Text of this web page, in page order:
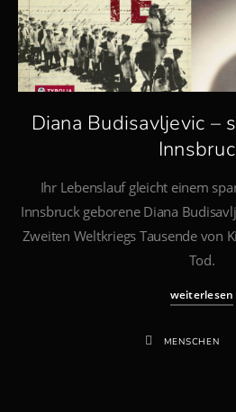
Diana Budisavljevic –
Ihr Lebenslauf gleicht einem
Innsbruck geborene Diana
Zweiten Weltkriegs Tausende von
Tod.
weiterlesen
MENSCHEN